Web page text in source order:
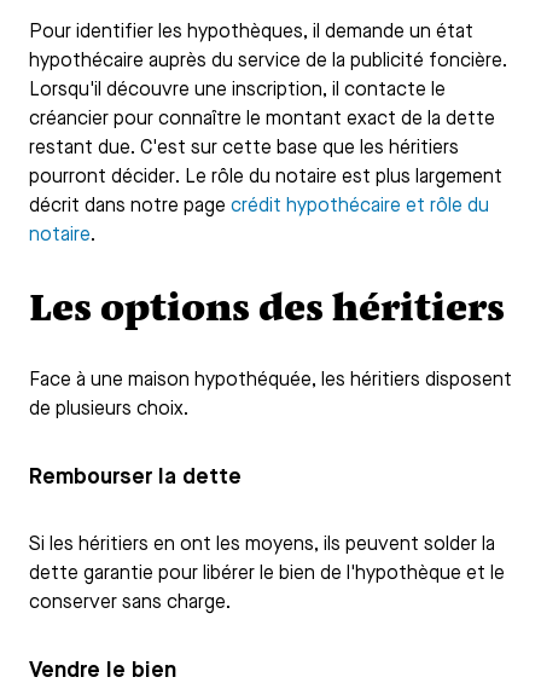
Pour identifier les hypothèques, il demande un état
hypothécaire auprès du service de la publicité foncière.
Lorsqu'il découvre une inscription, il contacte le
créancier pour connaître le montant exact de la dette
restant due. C'est sur cette base que les héritiers
pourront décider. Le rôle du notaire est plus largement
décrit dans notre page crédit hypothécaire et rôle du
notaire.
Les options des héritiers
Face à une maison hypothéquée, les héritiers disposent
de plusieurs choix.
Rembourser la dette
Si les héritiers en ont les moyens, ils peuvent solder la
dette garantie pour libérer le bien de l'hypothèque et le
conserver sans charge.
Vendre le bien